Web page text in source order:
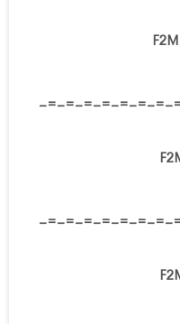
-=-=-=-=-=-=-=-
-=-=-=-=-=-=-=-